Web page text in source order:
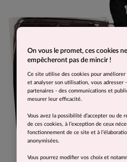
On vous le promet, ces cookies
empêcheront pas de mincir !
Ce site utilise des cookies pour
et analyser son utilisation, vous adresser
partenaires - des communications et
mesurer leur efficacité.
Vous avez la possibilité d’accepter ou de
de ces cookies, à l’exception de ceux
fonctionnement de ce site et à
anonymisées.
Vous pourrez modifier vos choix et